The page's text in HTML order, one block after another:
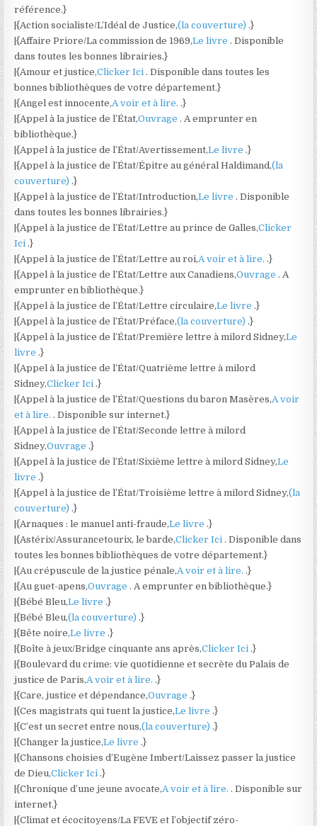
référence.}
|{Action socialiste/L’Idéal de Justice,(la couverture).}
|{Affaire Priore/La commission de 1969,Le livre. Disponible
dans toutes les bonnes librairies.}
|{Amour et justice,Clicker Ici. Disponible dans toutes les
bonnes bibliothèques de votre département.}
|{Angel est innocente,A voir et à lire..}
|{Appel à la justice de l’État,Ouvrage. A emprunter en
bibliothèque.}
|{Appel à la justice de l’État/Avertissement,Le livre.}
|{Appel à la justice de l’État/Épitre au général Haldimand,(la
couverture).}
|{Appel à la justice de l’État/Introduction,Le livre. Disponible
dans toutes les bonnes librairies.}
|{Appel à la justice de l’État/Lettre au prince de Galles,Clicker
Ici.}
|{Appel à la justice de l’État/Lettre au roi,A voir et à lire..}
|{Appel à la justice de l’État/Lettre aux Canadiens,Ouvrage. A
emprunter en bibliothèque.}
|{Appel à la justice de l’État/Lettre circulaire,Le livre.}
|{Appel à la justice de l’État/Préface,(la couverture).}
|{Appel à la justice de l’État/Première lettre à milord Sidney,Le
livre.}
|{Appel à la justice de l’État/Quatrième lettre à milord
Sidney,Clicker Ici.}
|{Appel à la justice de l’État/Questions du baron Masères,A voir
et à lire.. Disponible sur internet.}
|{Appel à la justice de l’État/Seconde lettre à milord
Sidney,Ouvrage.}
|{Appel à la justice de l’État/Sixième lettre à milord Sidney,Le
livre.}
|{Appel à la justice de l’État/Troisième lettre à milord Sidney,(la
couverture).}
|{Arnaques : le manuel anti-fraude,Le livre.}
|{Astérix/Assurancetourix, le barde,Clicker Ici. Disponible dans
toutes les bonnes bibliothèques de votre département.}
|{Au crépuscule de la justice pénale,A voir et à lire..}
|{Au guet-apens,Ouvrage. A emprunter en bibliothèque.}
|{Bébé Bleu,Le livre.}
|{Bébé Bleu,(la couverture).}
|{Bête noire,Le livre.}
|{Boîte à jeux/Bridge cinquante ans après,Clicker Ici.}
|{Boulevard du crime: vie quotidienne et secrète du Palais de
justice de Paris,A voir et à lire..}
|{Care, justice et dépendance,Ouvrage.}
|{Ces magistrats qui tuent la justice,Le livre.}
|{C’est un secret entre nous,(la couverture).}
|{Changer la justice,Le livre.}
|{Chansons choisies d’Eugène Imbert/Laissez passer la justice
de Dieu,Clicker Ici.}
|{Chronique d’une jeune avocate,A voir et à lire.. Disponible sur
internet.}
|{Climat et écocitoyens/La FEVE et l’objectif zéro-